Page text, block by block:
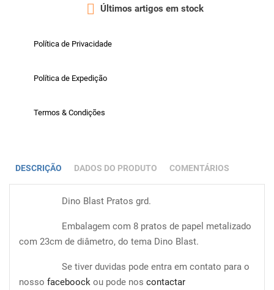
 Últimos artigos em stock
Política de Privacidade
Política de Expedição
Termos & Condições
DESCRIÇÃO DADOS DO PRODUTO COMENTÁRIOS
Dino Blast Pratos grd.
Embalagem com 8 pratos de papel metalizado
com 23cm de diâmetro, do tema Dino Blast.
Se tiver duvidas pode entra em contato para o
nosso faceboock ou pode nos contactar